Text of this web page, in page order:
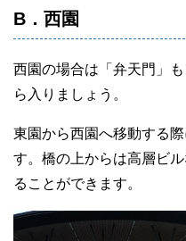
B．西園
西園の場合は「弁天門」
ら入りましょう。
東園から西園へ移動する
す。橋の上からは高層ビ
ることができます。